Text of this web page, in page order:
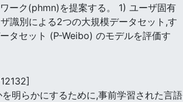
ーク(phmn)を提案する。 1) ユーザ固有
識別による2つの大規模データセット,す
タセット (P-Weibo) のモデルを評価す
明らかにするために,事前学習された言語